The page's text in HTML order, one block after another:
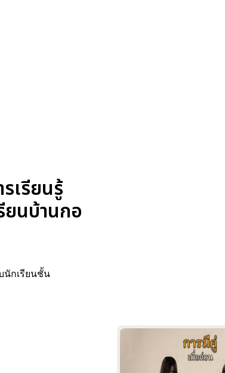
เรียนรู้
ยนบ้านกอ
นักเรียนชั้น